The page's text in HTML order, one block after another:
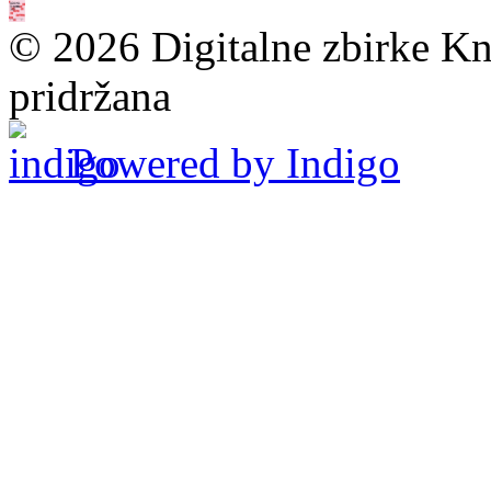
© 2026 Digitalne zbirke
pridržana
Powered by Indigo